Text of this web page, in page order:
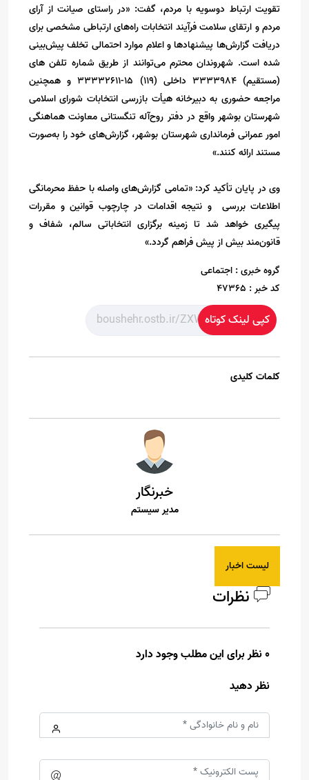
تقویت ارتباط دوسویه با مردم، گفت: «در راستای صیانت از آرای
مردم و ارتقای سلامت فرآیند انتخابات راه‌های ارتباطی مشخصی برای
دریافت گزارش‌ها پیشنهادها و اعلام موارد احتمالی تخلف پیش‌بینی
شده است. شهروندان محترم می‌توانند از طریق شماره تلفن های
(مستقیم) ۳۳۳۳۹۸۴ داخلی (۱۱۹) ۱۵-۳۳۳۳۲۶۱۱
و همچنین
مراجعه حضوری به دبیرخانه هیأت بازرسی انتخابات شورای اسلامی
شهرستان بوشهر واقع در دفتر روح‌آله تنگستانی معاونت هماهنگی
امور عمرانی فرمانداری شهرستان بوشهر، گزارش‌های خود را به‌صورت
مستند ارائه کنند.»
وی در پایان تأکید کرد: «تمامی گزارش‌های واصله با حفظ محرمانگی
اطلاعات بررسی و نتیجه اقدامات در چارچوب قوانین و مقررات
پیگیری خواهد شد تا زمینه برگزاری انتخاباتی سالم، شفاف و
قانون‌مند بیش از پیش فراهم گردد.»
گروه خبری : اجتماعی
کد خبر : 47365
کپی لینک کوتاه
کلمات کلیدی
خبرنگار
مدیر سیستم
لیست اخبار
نظرات
0 نظر برای این مطلب وجود دارد
نظر دهید